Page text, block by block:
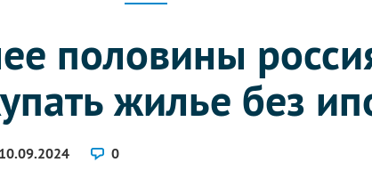
половины
жилье без
10.09.2024 0